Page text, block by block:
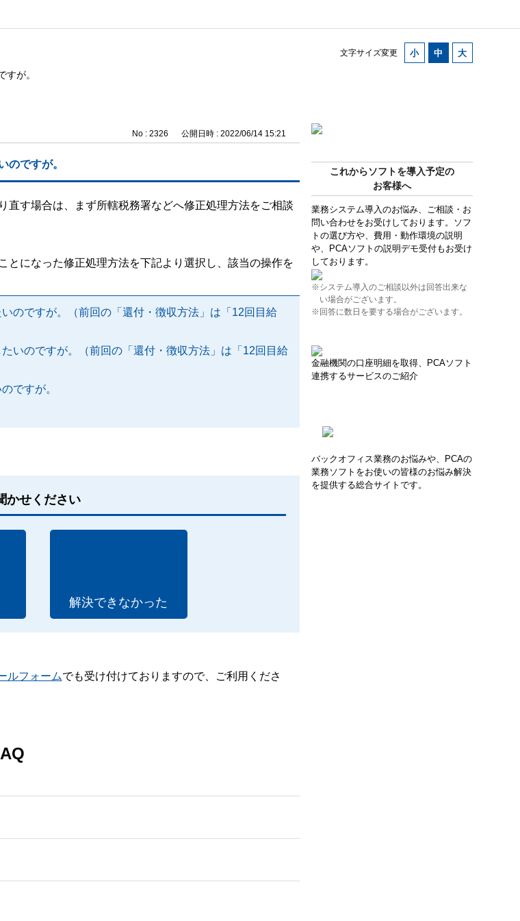
文字サイズ変更
が。
これからソフトを導入予定の
お客様へ
業務システム導入のお悩み、ご相談・お
問い合わせをお受けしております。ソフ
トの選び方や、費用・動作環境の説明
や、PCAソフトの説明デモ受付もお受け
しております。
※システム導入のご相談以外は回答出来な
い場合がございます。
※回答に数日を要する場合がございます。
金融機関の口座明細を取得、PCAソフト
連携するサービスのご紹介
バックオフィス業務のお悩みや、PCAの
業務ソフトをお使いの皆様のお悩み解決
を提供する総合サイトです。
No : 2326 公開日時 : 2022/06/14 15:21
のですが。
す場合は、まず所轄税務署などへ修正処理方法をご相談
とになった修正処理方法を下記より選択し、該当の操作を
のですが。（前回の「還付・徴収方法」は「12回目給
いのですが。（前回の「還付・徴収方法」は「12回目給
ですが。
かせください
解決できなかった
ルフォームでも受け付けておりますので、ご利用くださ